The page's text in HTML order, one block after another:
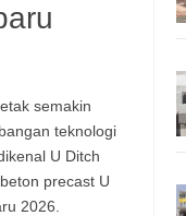
semakin
teknologi
U Ditch
precast U
2026.